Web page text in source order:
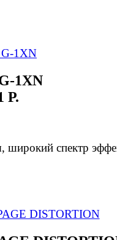
1XN
Р.
широкий спектр